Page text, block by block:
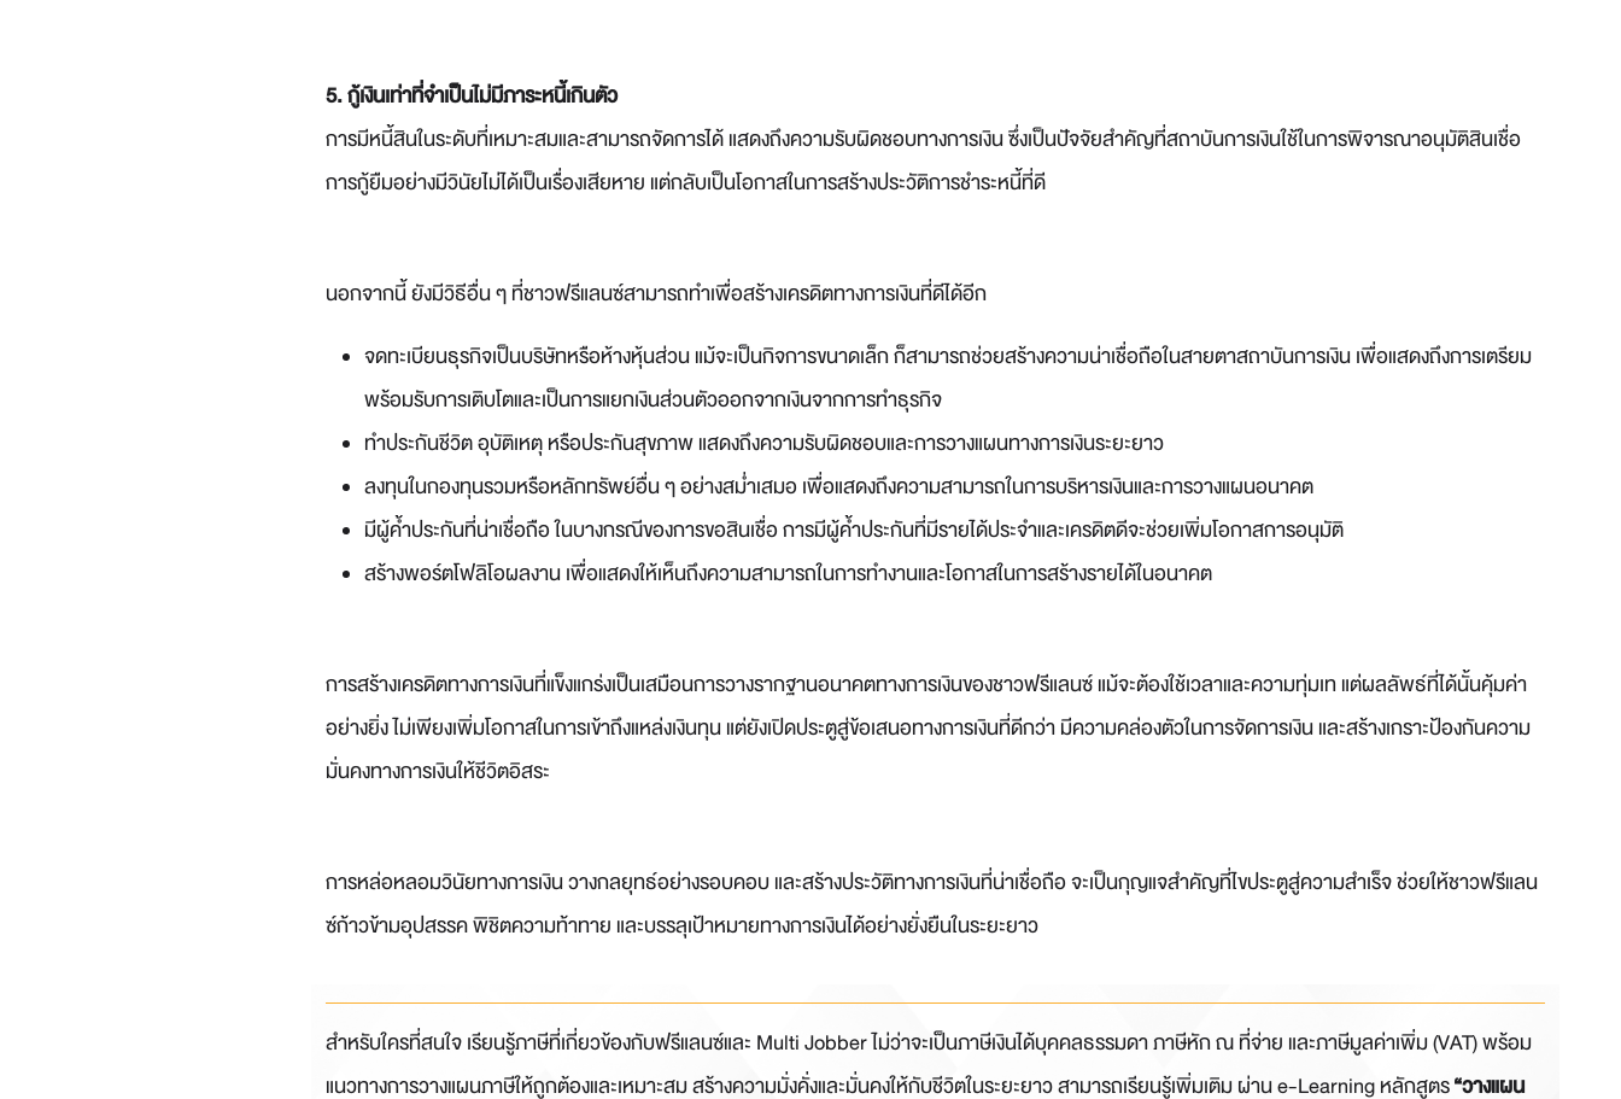
5. กู้เงินเท่าที่จำเป็นไม่มีภาระหนี้เกินตัว
การมีหนี้สินในระดับที่เหมาะสมและสามารถจัดการได้ แสดงถึงความรับผิดชอบทางการเงิน ซึ่งเป็นปัจจัยสำคัญที่สถาบันการเงินใช้ในการพิจารณาอนุมัติสินเชื่อ
การกู้ยืมอย่างมีวินัยไม่ได้เป็นเรื่องเสียหาย แต่กลับเป็นโอกาสในการสร้างประวัติการชำระหนี้ที่ดี
นอกจากนี้ ยังมีวิธีอื่น ๆ ที่ชาวฟรีแลนซ์สามารถทำเพื่อสร้างเครดิตทางการเงินที่ดีได้อีก
จดทะเบียนธุรกิจเป็นบริษัทหรือห้างหุ้นส่วน แม้จะเป็นกิจการขนาดเล็ก ก็สามารถช่วยสร้างความน่าเชื่อถือในสายตาสถาบันการเงิน เพื่อแสดงถึงการเตรียม
พร้อมรับการเติบโตและเป็นการแยกเงินส่วนตัวออกจากเงินจากการทำธุรกิจ
ทำประกันชีวิต อุบัติเหตุ หรือประกันสุขภาพ แสดงถึงความรับผิดชอบและการวางแผนทางการเงินระยะยาว
ลงทุนในกองทุนรวมหรือหลักทรัพย์อื่น ๆ อย่างสม่ำเสมอ เพื่อแสดงถึงความสามารถในการบริหารเงินและการวางแผนอนาคต
มีผู้ค้ำประกันที่น่าเชื่อถือ ในบางกรณีของการขอสินเชื่อ การมีผู้ค้ำประกันที่มีรายได้ประจำและเครดิตดีจะช่วยเพิ่มโอกาสการอนุมัติ
สร้างพอร์ตโฟลิโอผลงาน เพื่อแสดงให้เห็นถึงความสามารถในการทำงานและโอกาสในการสร้างรายได้ในอนาคต
การสร้างเครดิตทางการเงินที่แข็งแกร่งเป็นเสมือนการวางรากฐานอนาคตทางการเงินของชาวฟรีแลนซ์ แม้จะต้องใช้เวลาและความทุ่มเท แต่ผลลัพธ์ที่ได้นั้นคุ้มค่า
อย่างยิ่ง ไม่เพียงเพิ่มโอกาสในการเข้าถึงแหล่งเงินทุน แต่ยังเปิดประตูสู่ข้อเสนอทางการเงินที่ดีกว่า มีความคล่องตัวในการจัดการเงิน และสร้างเกราะป้องกันความ
มั่นคงทางการเงินให้ชีวิตอิสระ
การหล่อหลอมวินัยทางการเงิน วางกลยุทธ์อย่างรอบคอบ และสร้างประวัติทางการเงินที่น่าเชื่อถือ จะเป็นกุญแจสำคัญที่ไขประตูสู่ความสำเร็จ ช่วยให้ชาวฟรีแลน
ซ์ก้าวข้ามอุปสรรค พิชิตความท้าทาย และบรรลุเป้าหมายทางการเงินได้อย่างยั่งยืนในระยะยาว
สำหรับใครที่สนใจ เรียนรู้ภาษีที่เกี่ยวข้องกับฟรีแลนซ์และ Multi Jobber ไม่ว่าจะเป็นภาษีเงินได้บุคคลธรรมดา ภาษีหัก ณ ที่จ่าย และภาษีมูลค่าเพิ่ม (VAT) พร้อม
แนวทางการวางแผนภาษีให้ถูกต้องและเหมาะสม สร้างความมั่งคั่งและมั่นคงให้กับชีวิตในระยะยาว สามารถเรียนรู้เพิ่มเติม ผ่าน e-Learning หลักสูตร“วางแผน